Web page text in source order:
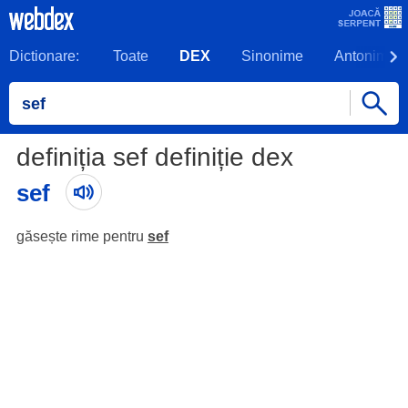
Dictionare: Toate DEX Sinonime Antonime
definiția sef definiție dex
sef
găsește rime pentru sef